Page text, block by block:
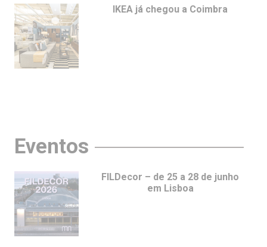
IKEA já chegou a Coimbra
Eventos
FILDecor – de 25 a 28 de junho
em Lisboa